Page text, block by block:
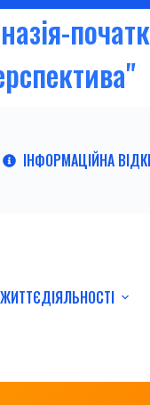
ІНФОРМАЦІЙНА